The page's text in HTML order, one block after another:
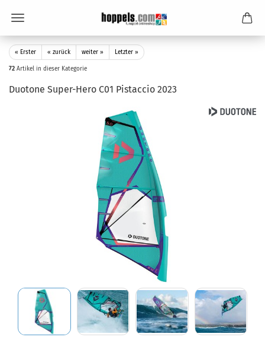
« Erster « zurück weiter » Letzter »
72 Artikel in dieser Kategorie
Duotone Super-Hero C01 Pistaccio 2023